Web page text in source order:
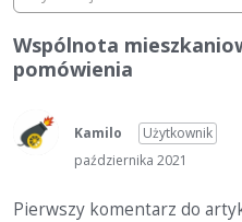
e
m
e
n
Dyskusje
Aktywność
Wspólnota
pomówienia
Kamilo
Użytkownik
października 2021
Pierwszy komentarz do